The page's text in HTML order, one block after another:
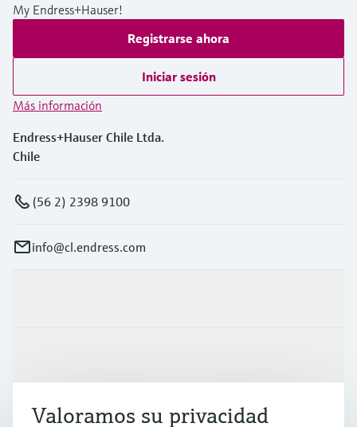
My Endress+Hauser!
Registrarse ahora
Iniciar sesión
Más información
Endress+Hauser Chile Ltda.
Chile
(56 2) 2398 9100
info@cl.endress.com
Soporte
Valoramos su privacidad